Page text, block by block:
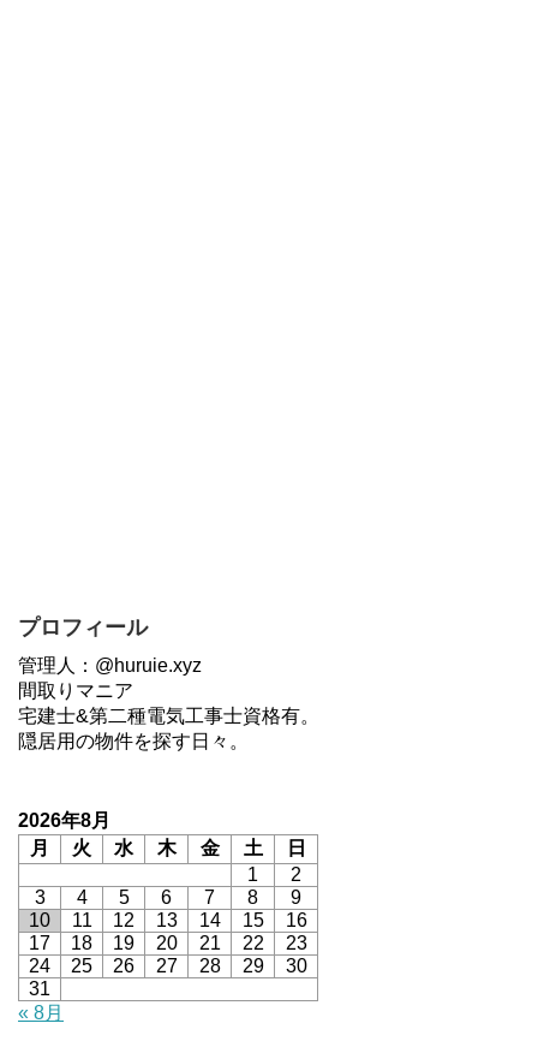
プロフィール
管理人：@huruie.xyz
間取りマニア
宅建士&第二種電気工事士資格有。
隠居用の物件を探す日々。
2026年8月
月
火 水 木 金 土
日
1
2
3
4 5 6 7 8
9
10
11 12 13 14 15
16
17
18 19 20 21 22
23
24
25 26 27 28 29
30
31
« 8月